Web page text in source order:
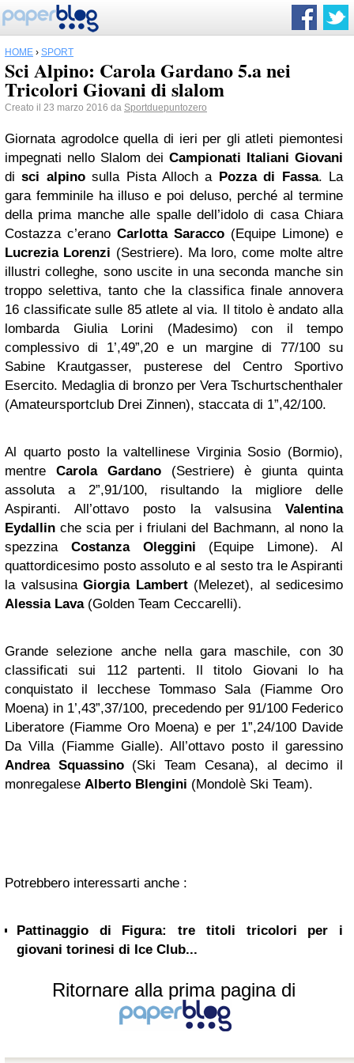
HOME › SPORT
Sci Alpino: Carola Gardano 5.a nei
Tricolori Giovani di slalom
Creato il 23 marzo 2016 da Sportduepuntozero
Giornata agrodolce quella di ieri per gli atleti piemontesi
impegnati nello Slalom dei Campionati Italiani Giovani
disci alpinosulla Pista Alloch a Pozza di Fassa. La
gara femminile ha illuso e poi deluso, perché al termine
della prima manche alle spalle dell’idolo di casa Chiara
Costazza c’erano Carlotta Saracco (Equipe Limone) e
Lucrezia Lorenzi (Sestriere). Ma loro, come molte altre
illustri colleghe, sono uscite in una seconda manche sin
troppo selettiva, tanto che la classifica finale annovera
16 classificate sulle 85 atlete al via. Il titolo è andato alla
lombarda Giulia Lorini (Madesimo) con il tempo
complessivo di 1’,49”,20 e un margine di 77/100 su
Sabine Krautgasser, pusterese del Centro Sportivo
Esercito. Medaglia di bronzo per Vera Tschurtschenthaler
(Amateursportclub Drei Zinnen), staccata di 1”,42/100.
Al quarto posto la valtellinese Virginia Sosio (Bormio),
mentre Carola Gardano(Sestriere) è giunta quinta
assoluta a 2”,91/100, risultando la migliore delle
Aspiranti. All’ottavo posto la valsusina Valentina
Eydallin che scia per i friulani del Bachmann, al nono la
spezzina Costanza Oleggini (Equipe Limone). Al
quattordicesimo posto assoluto e al sesto tra le Aspiranti
la valsusina Giorgia Lambert(Melezet), al sedicesimo
Alessia Lava (Golden Team Ceccarelli).
Grande selezione anche nella gara maschile, con 30
classificati sui 112 partenti. Il titolo Giovani lo ha
conquistato il lecchese Tommaso Sala (Fiamme Oro
Moena) in 1’,43”,37/100, precedendo per 91/100 Federico
Liberatore (Fiamme Oro Moena) e per 1”,24/100 Davide
Da Villa (Fiamme Gialle). All’ottavo posto il garessino
Andrea Squassino(Ski Team Cesana), al decimo il
monregalese Alberto Blengini (Mondolè Ski Team).
Potrebbero interessarti anche :
Pattinaggio di Figura: tre titoli tricolori per i
giovani torinesi di Ice Club...
Ritornare alla prima pagina di